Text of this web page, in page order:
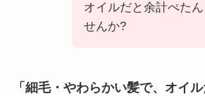
オイルだと余計ぺた
せんか?
「細毛・やわらかい髪で、オイル